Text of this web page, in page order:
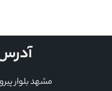
مشهد بلوار پیروزی،